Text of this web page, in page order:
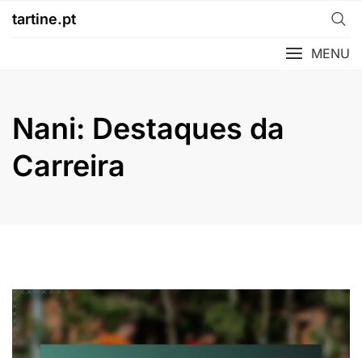
tartine.pt
MENU
Nani: Destaques da
Carreira